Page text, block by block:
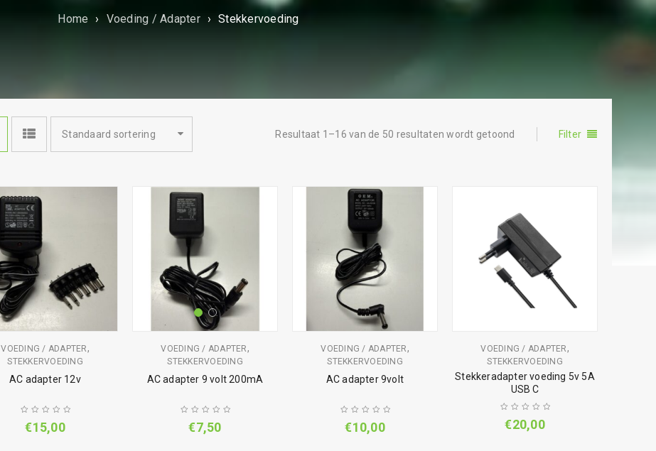
Home › Voeding / Adapter › Stekkervoeding
Filter
Resultaat 1–16 van de 50 resultaten wordt getoond
Standaard sortering
VOEDING / ADAPTER,
STEKKERVOEDING
AC adapter 12v
€15,00
VOEDING / ADAPTER,
STEKKERVOEDING
AC adapter 9 volt 200mA
€7,50
VOEDING / ADAPTER,
STEKKERVOEDING
AC adapter 9volt
€10,00
VOEDING / ADAPTER,
STEKKERVOEDING
Stekkeradapter voeding 5v 5A
USB C
€20,00